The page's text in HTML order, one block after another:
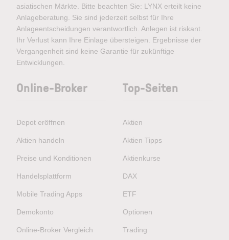
asiatischen Märkte. Bitte beachten Sie: LYNX erteilt keine
Anlageberatung. Sie sind jederzeit selbst für Ihre
Anlageentscheidungen verantwortlich. Anlegen ist riskant.
Ihr Verlust kann Ihre Einlage übersteigen. Ergebnisse der
Vergangenheit sind keine Garantie für zukünftige
Entwicklungen.
Online-Broker
Depot eröffnen
Aktien handeln
Preise und Konditionen
Handelsplattform
Mobile Trading Apps
Demokonto
Online-Broker Vergleich
Top-Seiten
Aktien
Aktien Tipps
Aktienkurse
DAX
ETF
Optionen
Trading